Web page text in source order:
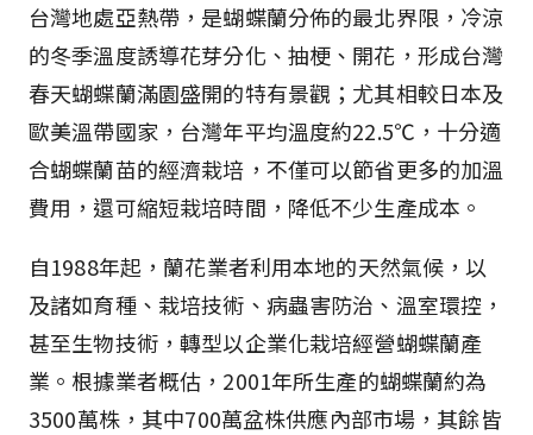
台灣地處亞熱帶，是蝴蝶蘭分佈的最北界限，冷涼
的冬季溫度誘導花芽分化、抽梗、開花，形成台灣
春天蝴蝶蘭滿園盛開的特有景觀；尤其相較日本及
歐美溫帶國家，台灣年平均溫度約22.5℃，十分適
合蝴蝶蘭苗的經濟栽培，不僅可以節省更多的加溫
費用，還可縮短栽培時間，降低不少生產成本。
自1988年起，蘭花業者利用本地的天然氣候，以
及諸如育種、栽培技術、病蟲害防治、溫室環控，
甚至生物技術，轉型以企業化栽培經營蝴蝶蘭產
業。根據業者概估，2001年所生產的蝴蝶蘭約為
3500萬株，其中700萬盆株供應內部市場，其餘皆